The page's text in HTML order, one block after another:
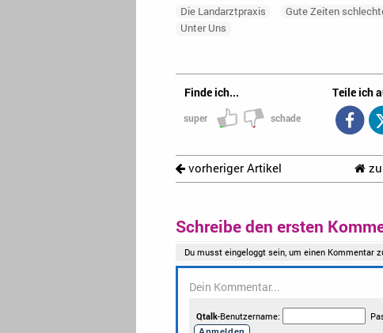
Die Landarztpraxis
Gute Zeiten
Unter Uns
Finde ich...
super schade
Teile ich
vorheriger Artikel
Schreibe den ersten